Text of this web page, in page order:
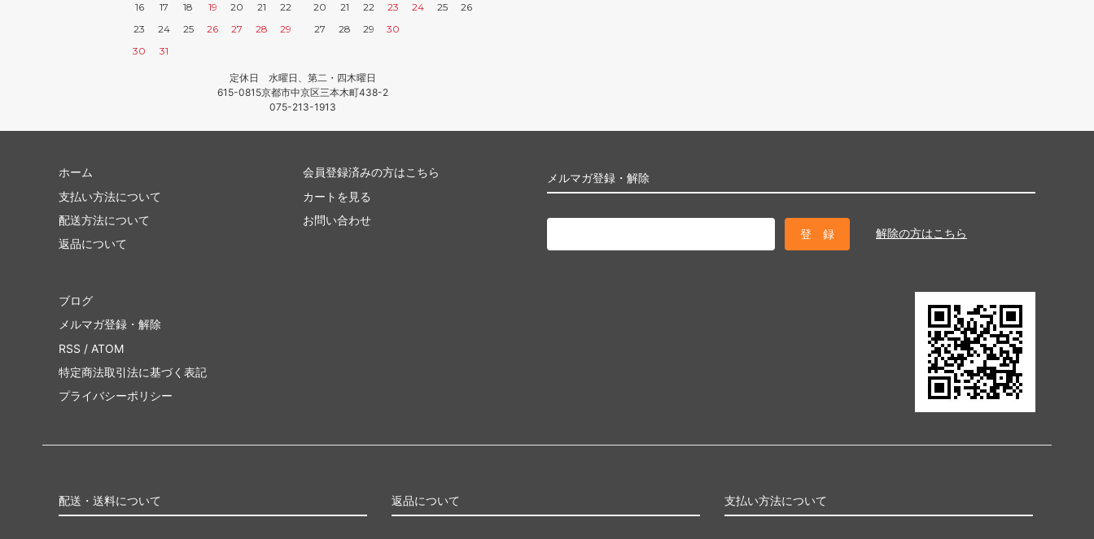
16
17 18 19 20 21
22
23
24 25 26 27 28
29
30
31
20
21 22 23 24 25
26
27
28 29 30
定休日 水曜日、第二・四木曜日
615-0815京都市中京区三本木町438-2
075-213-1913
メルマガ登録・解除
解除の方はこちら
ホーム
支払い方法について
配送方法について
返品について
会員登録済みの方はこちら
カートを見る
お問い合わせ
ブログ
メルマガ登録・解除
RSS / ATOM
特定商法取引法に基づく表記
プライバシーポリシー
配送・送料について 返品について 支払い方法について